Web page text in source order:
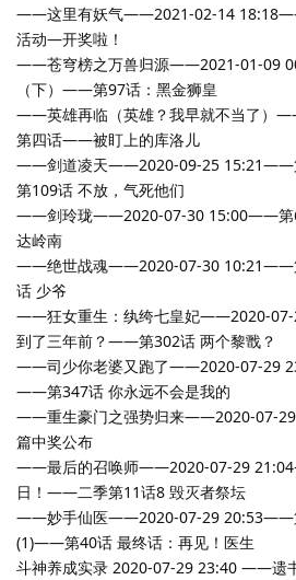
——这里有妖气——2021-02-14
活动—开奖啦！
——苍穹榜之万兽归源——2021-01-09
（下）——第97话：黑金狮皇
——英雄再临（英雄？我早就不当了
第四话——被盯上的库洛儿
——剑道凌天——2020-09-25 15:21——
第109话 不放，气死他们
——剑玲珑——2020-07-30 15:00——第
达岭南
——绝世战魂——2020-07-30 10:21——
话 少爷
——狂女重生：纨绔七皇妃——2020-
到了三年前？——第302话 两个黎戬？
——司少你老婆又跑了——2020-07-29
——第347话 你永远不会是我的
——重生豪门之强势归来——2020-07-
篇中奖公布
——最后的召唤师——2020-07-29
日！——二季第11话8 毁灭者祭坛
——妙手仙医——2020-07-29 20:53——
(1)——第40话 最终话：再见！医生
斗神养成实录 2020-07-29 23:40 ——